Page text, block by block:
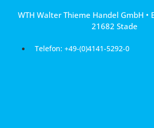
InhaltWTH Walter Thieme Handel GmbH •
21682 Stade
Telefon: +49-(0)4141-5292-0